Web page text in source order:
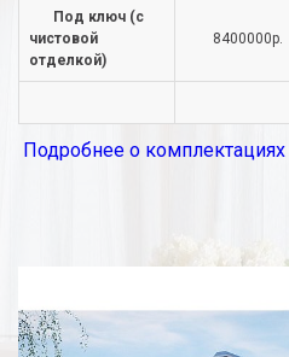
Под ключ (с
чистовой
отделкой)
8400000р.
Подробнее о комплектациях